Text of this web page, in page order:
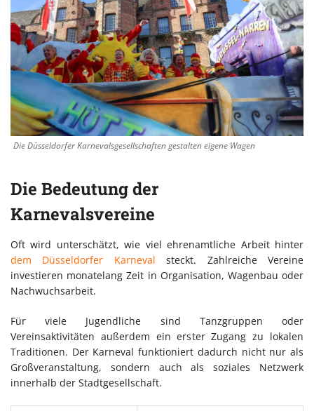
Die Düsseldorfer Karnevalsgesellschaften gestalten eigene Wagen
Die Bedeutung der
Karnevalsvereine
Oft wird unterschätzt, wie viel ehrenamtliche Arbeit hinter
dem Düsseldorfer Karneval steckt. Zahlreiche Vereine
investieren monatelang Zeit in Organisation, Wagenbau oder
Nachwuchsarbeit.
Für viele Jugendliche sind Tanzgruppen oder
Vereinsaktivitäten außerdem ein erster Zugang zu lokalen
Traditionen. Der Karneval funktioniert dadurch nicht nur als
Großveranstaltung, sondern auch als soziales Netzwerk
innerhalb der Stadtgesellschaft.